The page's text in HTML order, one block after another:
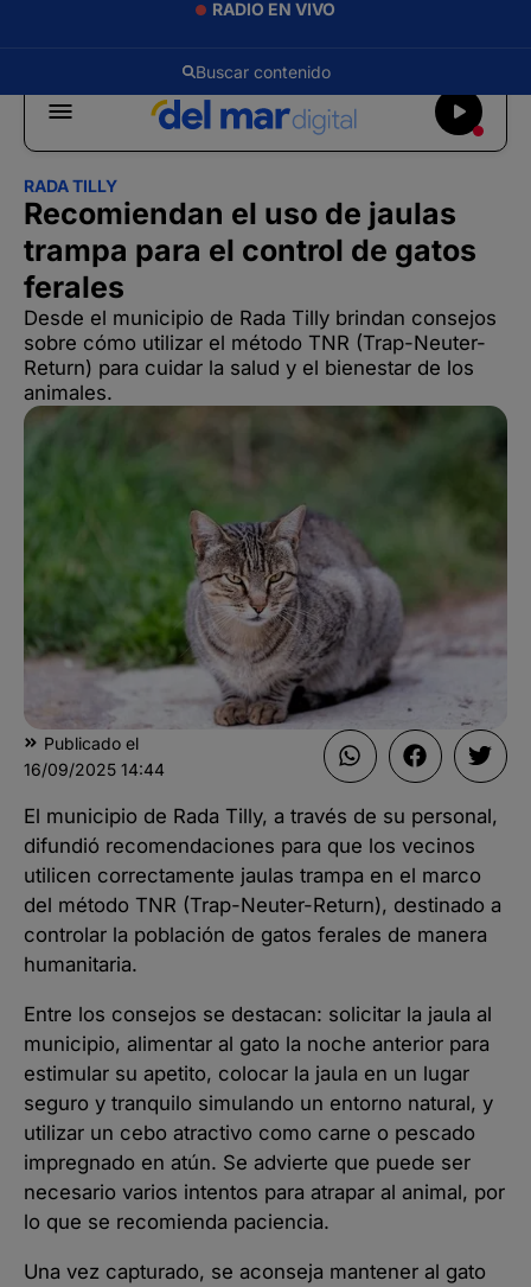
RADIO EN VIVO
RADA TILLY
Recomiendan el uso de jaulas
trampa para el control de gatos
ferales
Desde el municipio de Rada Tilly brindan consejos
sobre cómo utilizar el método TNR (Trap-Neuter-
Return) para cuidar la salud y el bienestar de los
animales.
Publicado el
16/09/2025 14:44
El municipio de Rada Tilly, a través de su personal,
difundió recomendaciones para que los vecinos
utilicen correctamente jaulas trampa en el marco
del método TNR (Trap-Neuter-Return), destinado a
controlar la población de gatos ferales de manera
humanitaria.
Entre los consejos se destacan: solicitar la jaula al
municipio, alimentar al gato la noche anterior para
estimular su apetito, colocar la jaula en un lugar
seguro y tranquilo simulando un entorno natural, y
utilizar un cebo atractivo como carne o pescado
impregnado en atún. Se advierte que puede ser
necesario varios intentos para atrapar al animal, por
lo que se recomienda paciencia.
Una vez capturado, se aconseja mantener al gato